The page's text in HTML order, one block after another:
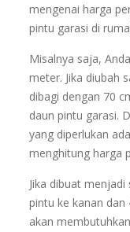
mengenai harga
pintu garasi di
Misalnya saja,
meter. Jika diubah
dibagi dengan 70
daun pintu garasi.
yang diperlukan
menghitung harga
Jika dibuat
pintu ke kanan dan
akan